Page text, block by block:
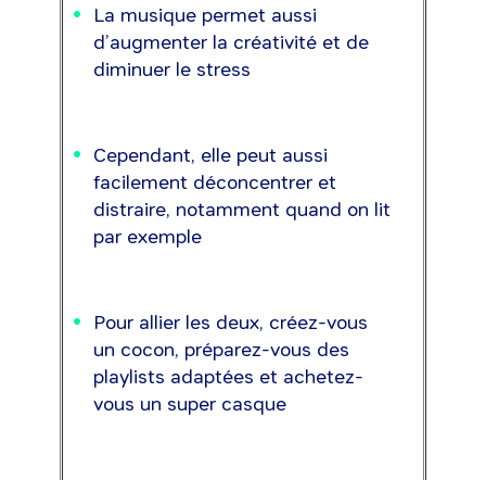
La musique permet aussi
d’augmenter la créativité et de
diminuer le stress
Cependant, elle peut aussi
facilement déconcentrer et
distraire, notamment quand on lit
par exemple
Pour allier les deux, créez-vous
un cocon, préparez-vous des
playlists adaptées et achetez-
vous un super casque